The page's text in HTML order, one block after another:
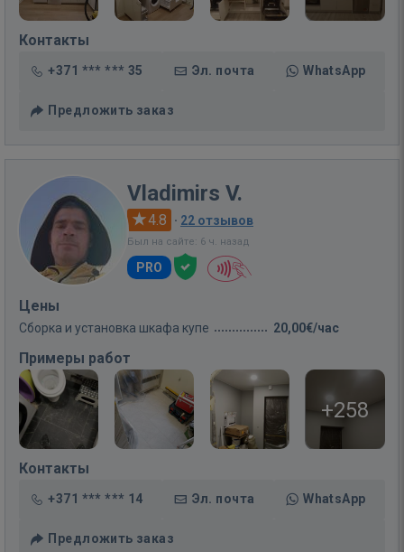
Контакты
+371 *** *** 35 Эл. почта WhatsApp
Предложить заказ
Vladimirs V.
4.8 · 22 отзывов
Был на сайте: 6 ч. назад
PRO
Цены
Сборка и установка шкафа купе 20,00€/час
Примеры работ
+258
Контакты
+371 *** *** 14 Эл. почта WhatsApp
Предложить заказ